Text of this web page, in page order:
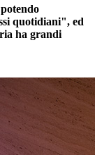
quotidiani", ed
ha grandi